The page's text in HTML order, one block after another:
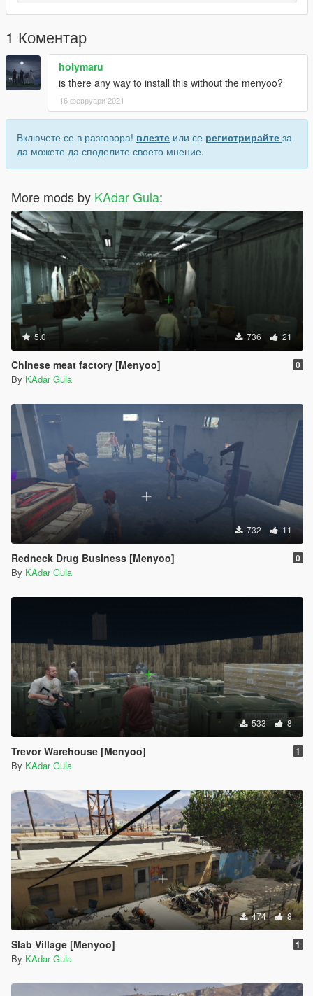
1 Коментар
holymaru
is there any way to install this without the menyoo?
16 февруари 2021
Включете се в разговора! влезте или се регистрирайте за
да можете да споделите своето мнение.
More mods by KAdar Gula:
5.0 736 21
Chinese meat factory [Menyoo] 0
By KAdar Gula
732 11
Redneck Drug Business [Menyoo] 0
By KAdar Gula
533 8
Trevor Warehouse [Menyoo] 1
By KAdar Gula
474 8
Slab Village [Menyoo] 1
By KAdar Gula